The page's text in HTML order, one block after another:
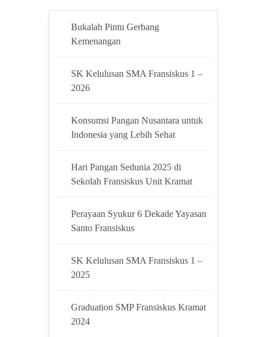
Bukalah Pintu Gerbang
Kemenangan
SK Kelulusan SMA Fransiskus 1 –
2026
Konsumsi Pangan Nusantara untuk
Indonesia yang Lebih Sehat
Hari Pangan Sedunia 2025 di
Sekolah Fransiskus Unit Kramat
Perayaan Syukur 6 Dekade Yayasan
Santo Fransiskus
SK Kelulusan SMA Fransiskus 1 –
2025
Graduation SMP Fransiskus Kramat
2024